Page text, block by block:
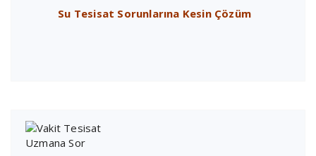
Su Tesisat Sorunlarına Kesin Çözüm